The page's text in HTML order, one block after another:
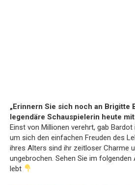
„Erinnern Sie sich noch an Brigitte
legendäre Schauspielerin heute
Einst von Millionen verehrt, gab
um sich den einfachen Freuden des
ihres Alters sind ihr zeitloser Charme
ungebrochen. Sehen Sie im folgenden
lebt